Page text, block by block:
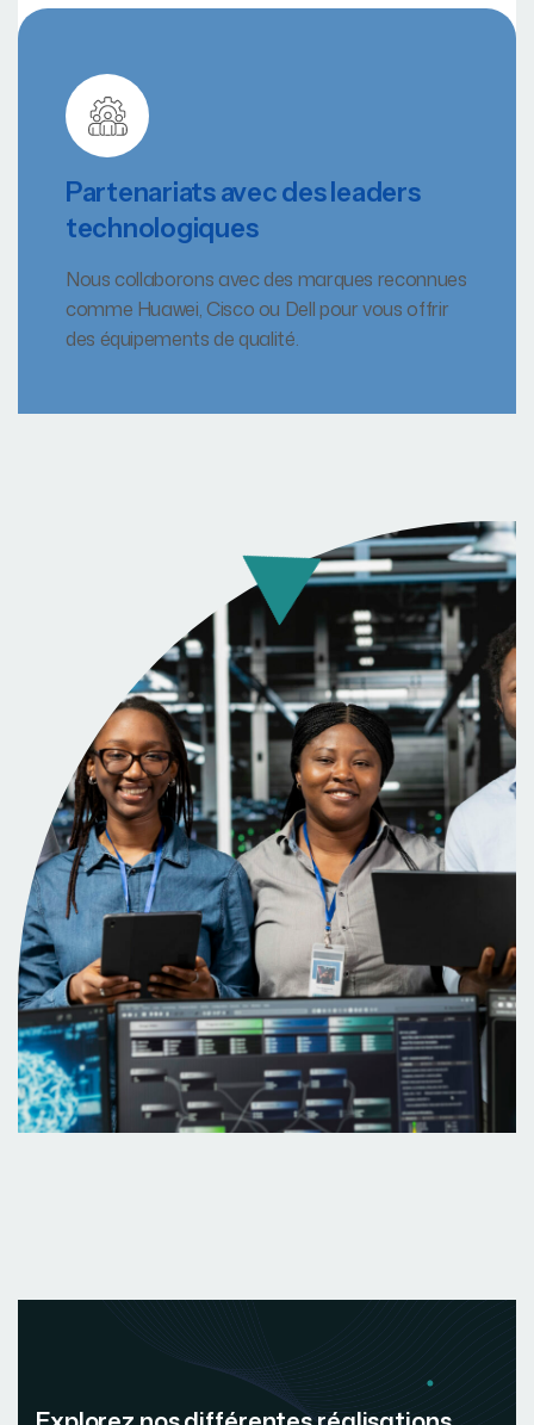
Partenariats avec des leaders
technologiques
Nous collaborons avec des marques reconnues
comme Huawei, Cisco ou Dell pour vous offrir
des équipements de qualité.